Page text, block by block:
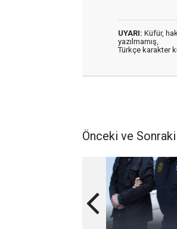
UYARI: Küfür,
yazılmamış,
Türkçe karakter
Önceki ve